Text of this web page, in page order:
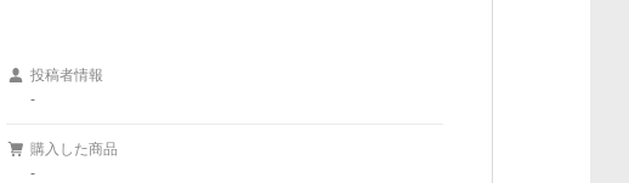
投稿者情報
-
購入した商品
-